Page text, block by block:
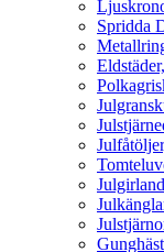
Spridda